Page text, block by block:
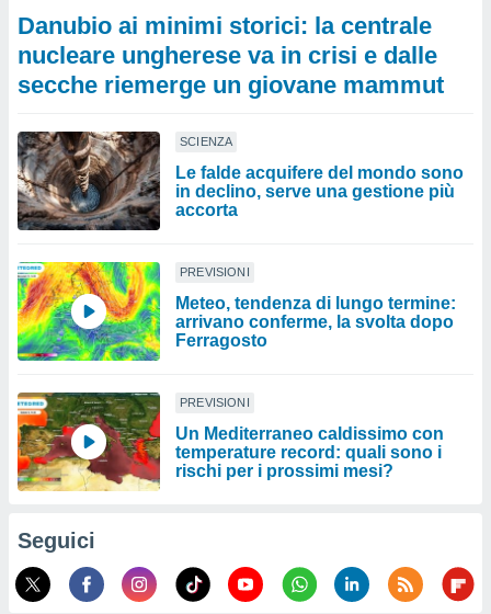
Danubio ai minimi storici: la centrale
nucleare ungherese va in crisi e dalle
secche riemerge un giovane mammut
SCIENZA
Le falde acquifere del mondo sono
in declino, serve una gestione più
accorta
PREVISIONI
Meteo, tendenza di lungo termine:
arrivano conferme, la svolta dopo
Ferragosto
PREVISIONI
Un Mediterraneo caldissimo con
temperature record: quali sono i
rischi per i prossimi mesi?
Seguici